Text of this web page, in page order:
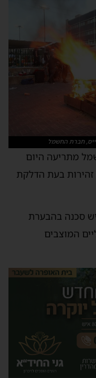
חברת החשמל
מתריעה היום
בעת הדלקת
סכנה בהבערת
המוצבים